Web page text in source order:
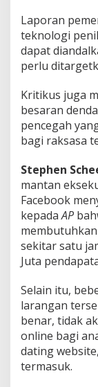
Laporan
teknologi
dapat
perlu
Kritikus juga
besaran
pencegah
bagi raksasa
Stephen
mantan
Facebook
kepadaAP
sekitar satu
Juta
Selain itu,
larangan
benar, tidak
online bagi
dating
termasuk.